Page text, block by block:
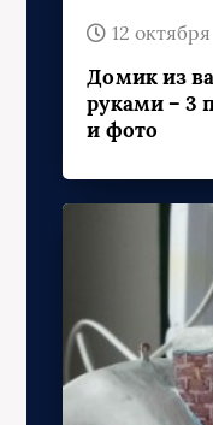
12 октября
Домик из
руками – 3
и фото